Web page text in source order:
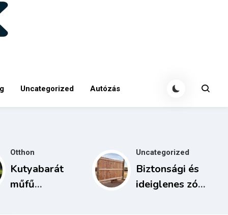
Uncategorized Autózás
Otthon
Kutyabarát
műfű
Uncategorized
Biztonsági és
ideiglenes zóna